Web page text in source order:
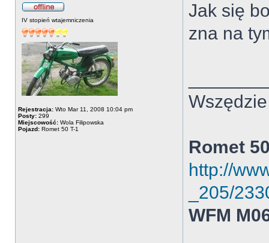
IV stopień wtajemniczenia
Rejestracja: Wto Mar 11, 2008 10:04 pm
Posty: 299
Miejscowość: Wola Filipowska
Pojazd: Romet 50 T-1
Jak się
zna na
Romet
http://
_205/
WFM